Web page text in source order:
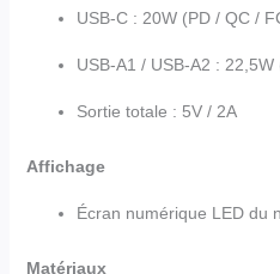
USB-C : 20W (PD / QC /
USB-A1 / USB-A2 :
Sortie totale : 5V / 2A
Affichage
Écran numérique LED du
Matériaux